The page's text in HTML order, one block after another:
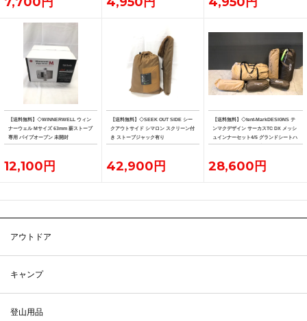
【送料無料】◇WINNERWELL ウィン
ナーウェル Mサイズ 63mm 薪ストーブ
専用 パイプオーブン 未開封
12,100円
【送料無料】◇SEEK OUT SIDE シー
クアウトサイド シマロン スクリーン付
き ストーブジャック有り
42,900円
【送料無料】◇tent-MarkDESIGNS テ
ンマクデザイン サーカスTC DX メッシ
ュインナーセット4/5 グランドシートハ
ーフ フロントフラップ
28,600円
アウトドア
キャンプ
登山用品